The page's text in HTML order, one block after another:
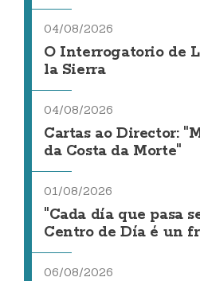
04/08/2026
O Interrogatorio de
la Sierra
04/08/2026
Cartas ao Director:
da Costa da Morte"
01/08/2026
"Cada día que pasa
Centro de Día é un
06/08/2026